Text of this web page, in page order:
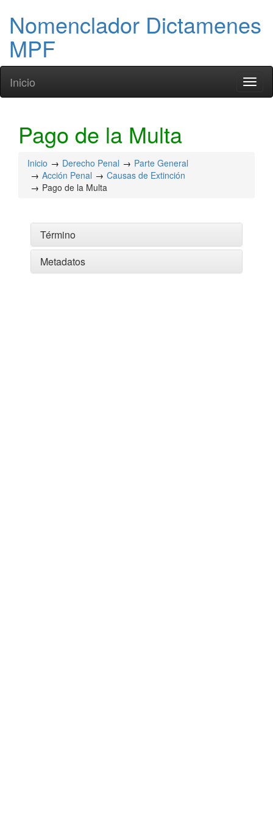
Nomenclador Dictamenes
MPF
Inicio
Pago de la Multa
Inicio Derecho Penal
Parte General
Acción Penal
Causas de Extinción
Pago de la Multa
Término
Metadatos